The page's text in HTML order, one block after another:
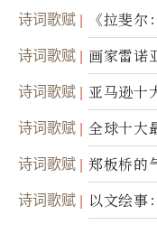
诗词歌赋 《拉斐
诗词歌赋 画家雷诺
诗词歌赋 亚马逊十
诗词歌赋 全球十大
诗词歌赋 郑板桥的
诗词歌赋 以文绘事